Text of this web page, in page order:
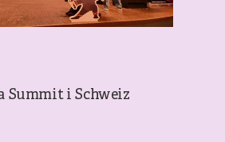
Summit i Schweiz